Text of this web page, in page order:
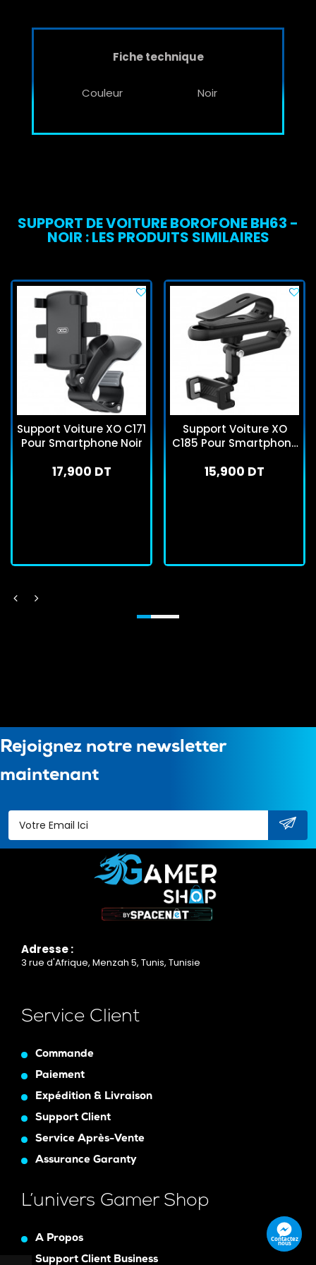
Fiche technique
Couleur Noir
SUPPORT DE VOITURE BOROFONE BH63 -
NOIR : LES PRODUITS SIMILAIRES
Support Voiture XO C171
Pour Smartphone Noir
17,900 DT
Support Voiture XO
C185 Pour Smartphone
15,900 DT
Rejoignez notre newsletter
maintenant
Adresse :
3 rue d'Afrique, Menzah 5, Tunis, Tunisie
Service Client
Commande
Paiement
Expédition & Livraison
Support Client
Service Après-Vente
Assurance Garanty
L’univers Gamer Shop
A Propos
Support Client Business
Contactez
nous